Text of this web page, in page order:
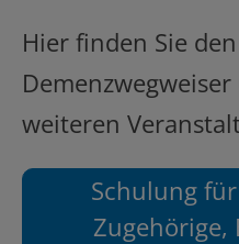
Hier finden Sie den
weiteren
Schulung
Zugehörige,